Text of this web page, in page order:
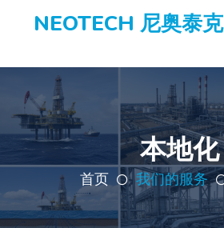
NEOTECH 尼奥泰克
本地化
首页 我们的服务